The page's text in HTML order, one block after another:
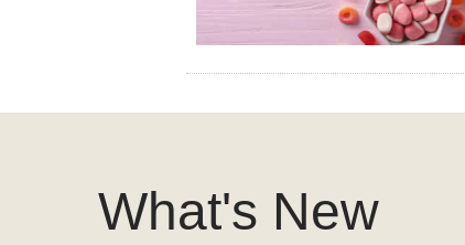
What's New